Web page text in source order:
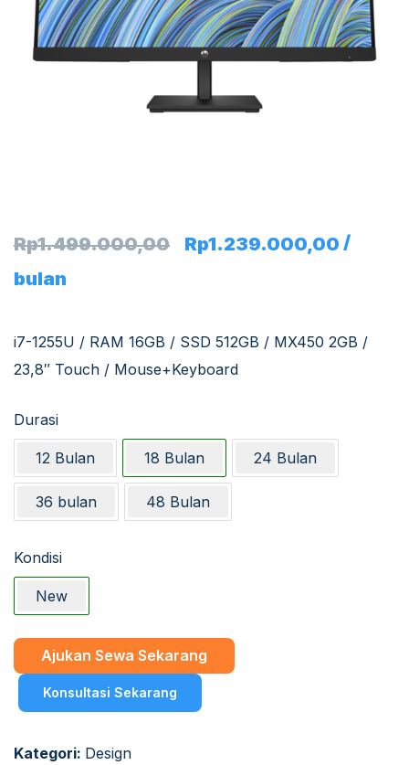
Rp1.499.000,00 Rp1.239.000,00 /
bulan
i7-1255U / RAM 16GB / SSD 512GB / MX450 2GB /
23,8″ Touch / Mouse+Keyboard
Durasi
12 Bulan 18 Bulan 24 Bulan
36 bulan 48 Bulan
Kondisi
New
Ajukan Sewa Sekarang
Konsultasi Sekarang
Kategori: Design